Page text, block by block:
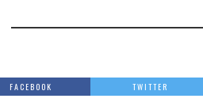
FACEBOOK TWITTER